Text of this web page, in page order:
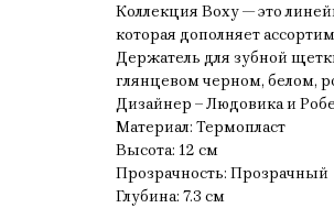
Коллекция Boxy — это
которая дополняет
Держатель для зубной
глянцевом черном, белом,
Дизайнер – Людовика и
Материал: Термопласт
Высота: 12 см
Прозрачность: Прозрачный
Глубина: 7.3 см